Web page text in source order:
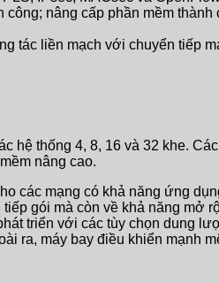
nâng cấp phần mềm thành
tác liền mạch với chuyển tiếp
hệ thống 4, 8, 16 và 32 khe.
nâng cao.
các mạng có khả năng ứng
gói mà còn về khả năng mở
triển với các tùy chọn dung
ra, máy bay điều khiển mạnh